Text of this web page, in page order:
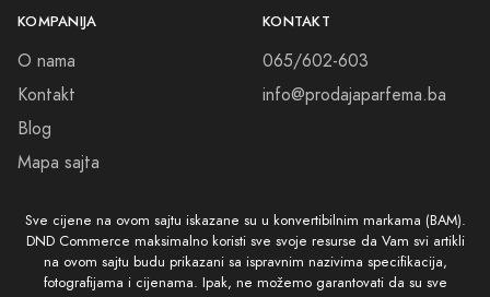
KOMPANIJA
O nama
Kontakt
Blog
Mapa sajta
KONTAKT
065/602-603
info@prodajaparfema.ba
Sve cijene na ovom sajtu iskazane su u konvertibilnim markama (BAM).
DND Commerce maksimalno koristi sve svoje resurse da Vam svi artikli
na ovom sajtu budu prikazani sa ispravnim nazivima specifikacija,
fotografijama i cijenama. Ipak, ne možemo garantovati da su sve